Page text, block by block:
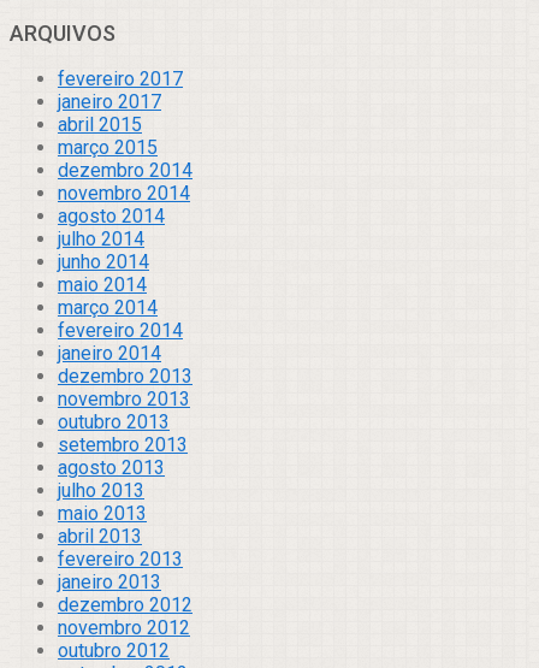
ARQUIVOS
fevereiro 2017
janeiro 2017
abril 2015
março 2015
dezembro 2014
novembro 2014
agosto 2014
julho 2014
junho 2014
maio 2014
março 2014
fevereiro 2014
janeiro 2014
dezembro 2013
novembro 2013
outubro 2013
setembro 2013
agosto 2013
julho 2013
maio 2013
abril 2013
fevereiro 2013
janeiro 2013
dezembro 2012
novembro 2012
outubro 2012